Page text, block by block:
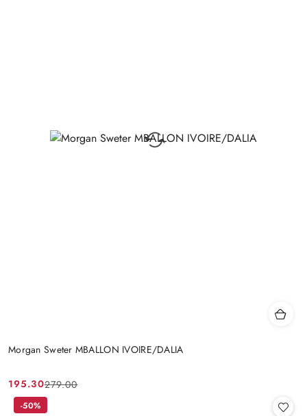
Morgan Sweter MBALLON IVOIRE/DALIA
Cena
promocyjna:
195.30
Cena
przed
279.00
-50%